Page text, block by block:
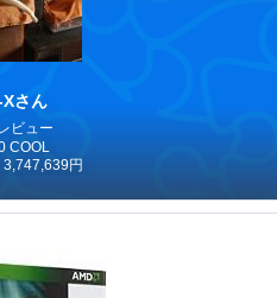
さん
ビュー
COOL
3,747,639円